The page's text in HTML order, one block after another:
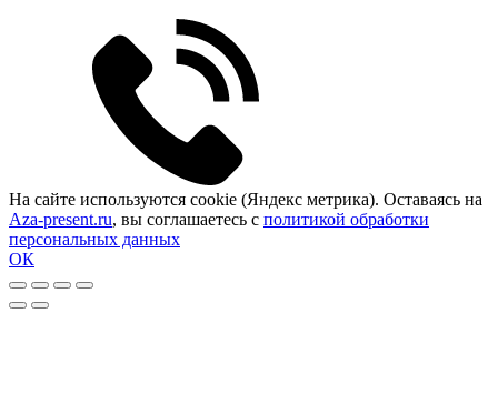
На сайте используются cookie (Яндекс метрика). Оставаясь на
Aza-present.ru, вы соглашаетесь с политикой обработки
персональных данных
ОК